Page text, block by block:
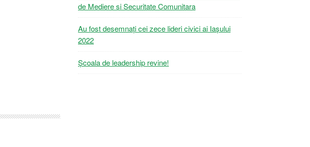
de Mediere si Securitate Comunitara
Au fost desemnați cei zece lideri civici ai Iașului
2022
Școala de leadership revine!